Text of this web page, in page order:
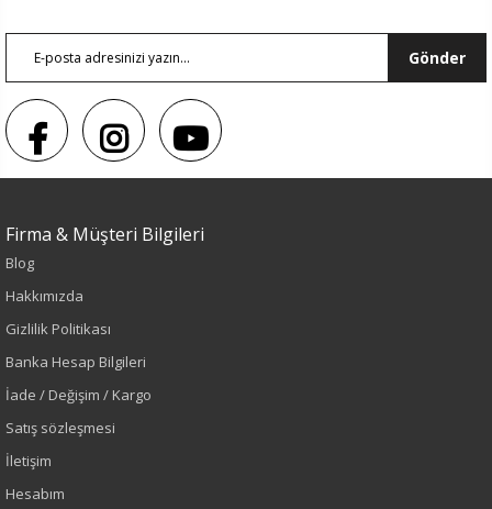
Sezon : YAZLIK
Renk
Sezon
Yaş Grubu
Gönder
Firma & Müşteri Bilgileri
Blog
Hakkımızda
Gizlilik Politikası
Banka Hesap Bilgileri
İade / Değişim / Kargo
Satış sözleşmesi
İletişim
Hesabım